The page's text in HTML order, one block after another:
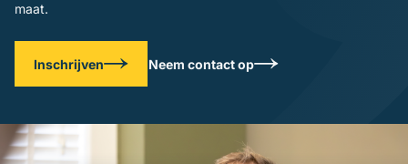
maat.
Inschrijven Neem contact op